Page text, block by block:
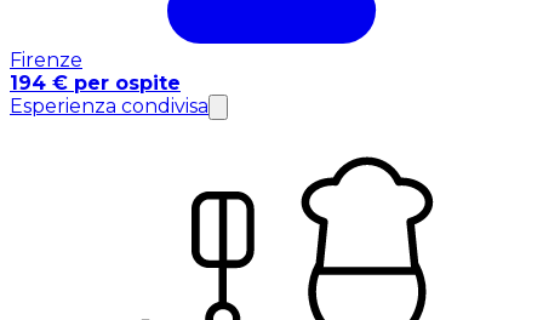
Firenze
194 € per ospite
Esperienza condivisa